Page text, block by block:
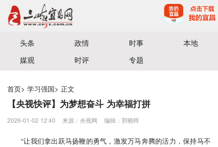
宜昌三峡融媒体中心主办
头条 政情 时事
本地
媒观
时评 专题
首页> 学习强国> 正文
【央视快评】为梦想奋斗 为幸福打拼
2026-01-02 12:40 来源：央视网 编辑：郭晓晖
“让我们拿出跃马扬鞭的勇气，激发万马奔腾的活力，保持马不